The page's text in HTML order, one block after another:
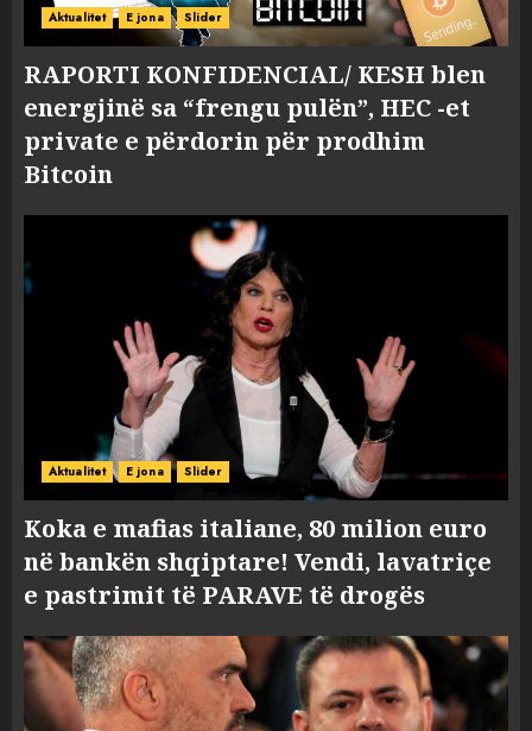
Aktualitet E jona Slider
RAPORTI KONFIDENCIAL/ KESH blen
energjinë sa “frengu pulën”, HEC -et
private e përdorin për prodhim
Bitcoin
Aktualitet E jona Slider
Koka e mafias italiane, 80 milion euro
në bankën shqiptare! Vendi, lavatriçe
e pastrimit të PARAVE të drogës